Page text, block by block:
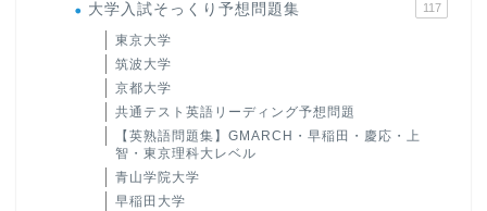
大学入試そっくり予想問題集 117
東京大学
筑波大学
京都大学
共通テスト英語リーディング予想問題
【英熟語問題集】GMARCH・早稲田・慶応・上
智・東京理科大レベル
青山学院大学
早稲田大学